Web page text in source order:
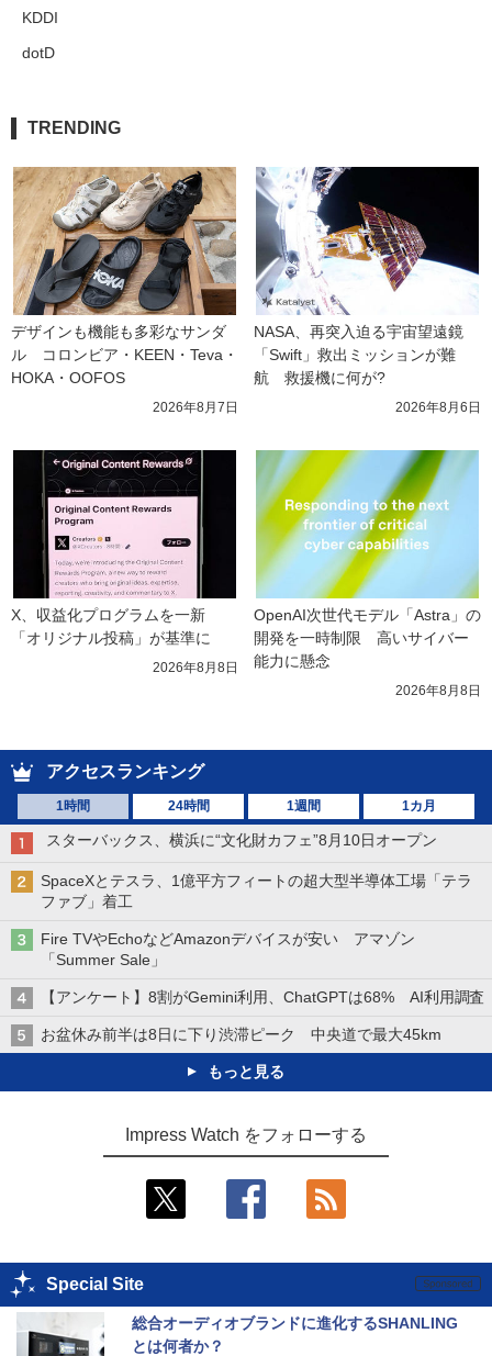
KDDI
dotD
TRENDING
デザインも機能も多彩なサンダ
ル　コロンビア・KEEN・Teva・
HOKA・OOFOS
2026年8月7日
NASA、再突入迫る宇宙望遠鏡
「Swift」救出ミッションが難
航　救援機に何が?
2026年8月6日
X、収益化プログラムを一新
「オリジナル投稿」が基準に
2026年8月8日
OpenAI次世代モデル「Astra」の
開発を一時制限　高いサイバー
能力に懸念
2026年8月8日
アクセスランキング
1時間 24時間 1週間 1カ月
スターバックス、横浜に“文化財カフェ”8月10日オープン
SpaceXとテスラ、1億平方フィートの超大型半導体工場「テラ
ファブ」着工
Fire TVやEchoなどAmazonデバイスが安い アマゾン
「Summer Sale」
【アンケート】8割がGemini利用、ChatGPTは68% AI利用調査
お盆休み前半は8日に下り渋滞ピーク 中央道で最大45km
もっと見る
Impress Watch をフォローする
Special Site
総合オーディオブランドに進化するSHANLING
とは何者か？